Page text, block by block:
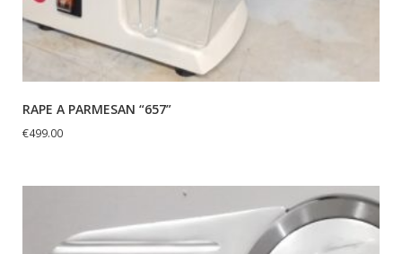
RAPE A PARMESAN “657”
€499.00